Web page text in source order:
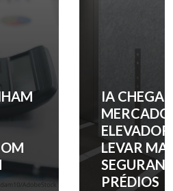
QUANTO
ENTRADA
NOS
BAIRROS
PAULO?